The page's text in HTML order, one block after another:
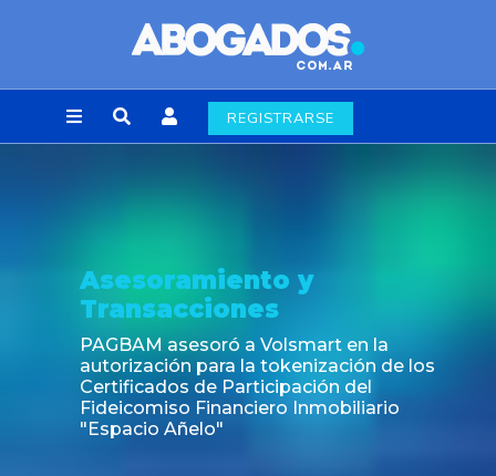
REGISTRARSE
Asesoramiento y
Transacciones
PAGBAM asesoró a Volsmart en la
autorización para la tokenización de los
Certificados de Participación del
Fideicomiso Financiero Inmobiliario
"Espacio Añelo"